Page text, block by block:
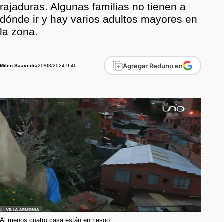
rajaduras. Algunas familias no tienen a
dónde ir y hay varios adultos mayores en
la zona.
Milen Saavedra20/03/2024 9:46 Agregar Reduno en
Al menos cuatro casa están en riesgo.